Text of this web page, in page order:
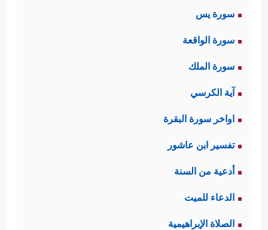
سورة يس
سورة الواقعة
سورة الملك
آية الكرسي
اواخر سورة البقرة
تفسير ابن عاشور
أدعية من السنة
الدعاء للميت
الصلاة الإبراهيمية